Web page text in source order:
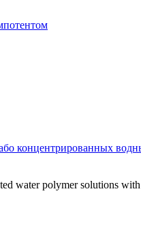
концентрированных
water polymer solutions